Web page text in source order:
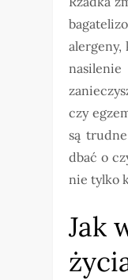
alergeny,
czy
są
dbać o
nie tylko
Jak